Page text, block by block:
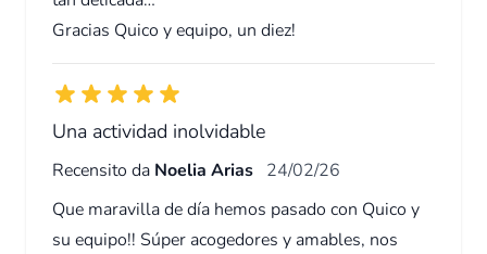
Gracias Quico y equipo, un diez!
Una actividad inolvidable
Recensito da Noelia Arias 24/02/26
Que maravilla de día hemos pasado con Quico y
su equipo!! Súper acogedores y amables, nos